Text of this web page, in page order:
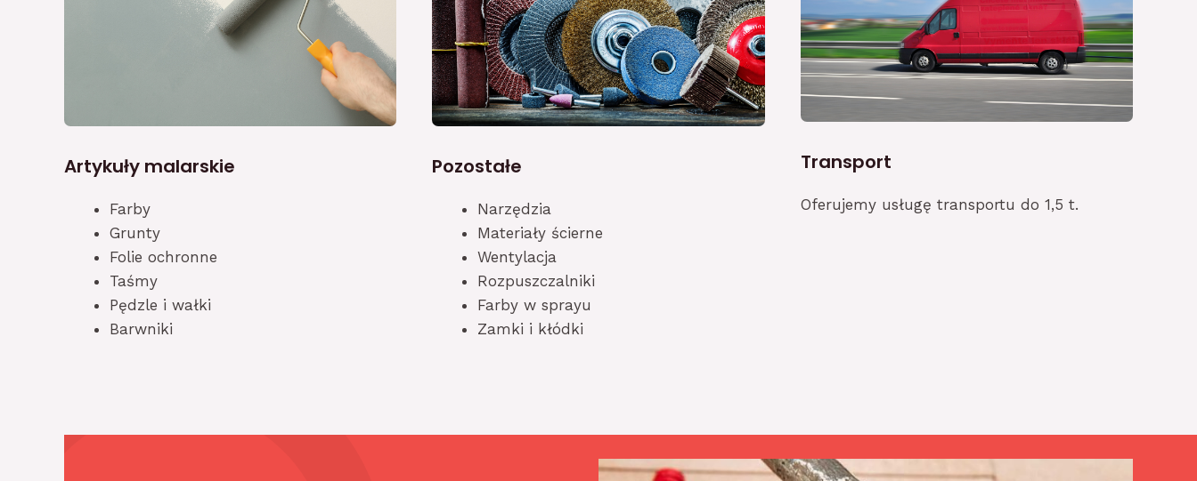
Artykuły malarskie
Farby
Grunty
Folie ochronne
Taśmy
Pędzle i wałki
Barwniki
Pozostałe
Narzędzia
Materiały ścierne
Wentylacja
Rozpuszczalniki
Farby w sprayu
Zamki i kłódki
Transport
Oferujemy usługę transportu do 1,5 t.